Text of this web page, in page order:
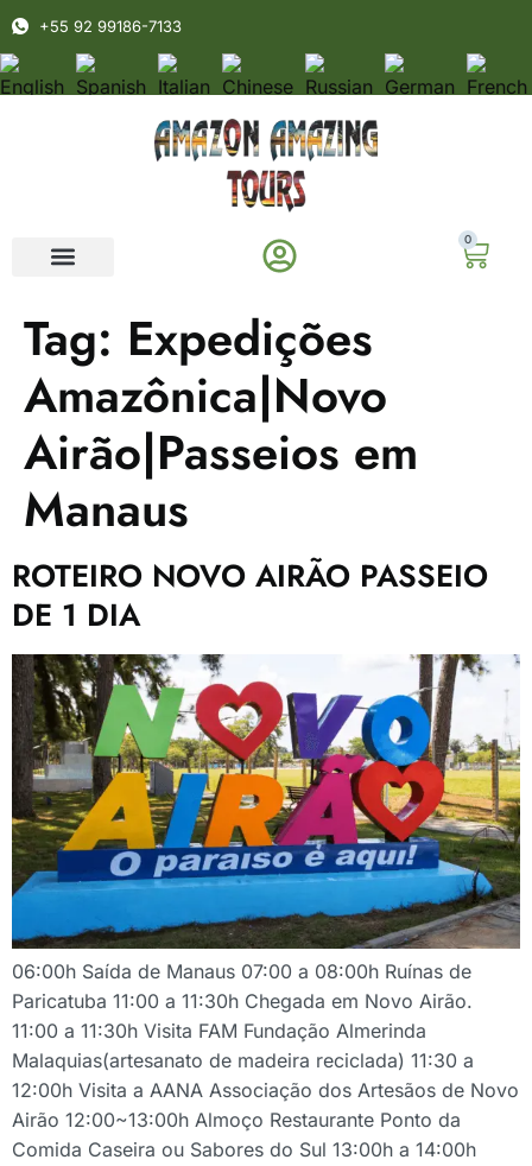
+55 92 99186-7133
0
Tag: Expedições
Amazônica|Novo
Airão|Passeios em
Manaus
ROTEIRO NOVO AIRÃO PASSEIO
DE 1 DIA
06:00h Saída de Manaus 07:00 a 08:00h Ruínas de
Paricatuba 11:00 a 11:30h Chegada em Novo Airão.
11:00 a 11:30h Visita FAM Fundação Almerinda
Malaquias(artesanato de madeira reciclada) 11:30 a
12:00h Visita a AANA Associação dos Artesãos de Novo
Airão 12:00~13:00h Almoço Restaurante Ponto da
Comida Caseira ou Sabores do Sul 13:00h a 14:00h